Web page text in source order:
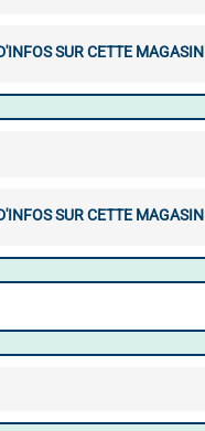
SUR CETTE MAGASIN
SUR CETTE MAGASIN